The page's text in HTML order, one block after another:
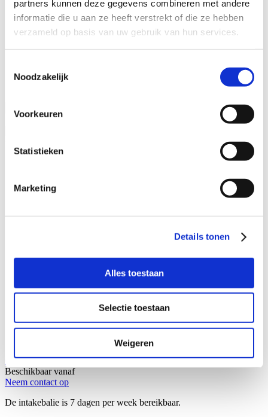
partners kunnen deze gegevens combineren met andere
informatie die u aan ze heeft verstrekt of die ze hebben
verzameld op basis van uw gebruik van hun services.
Noodzakelijk
Voorkeuren
Statistieken
Marketing
Details tonen
Alles toestaan
Selectie toestaan
Weigeren
Specialisaties
Advocaat alimentatie
Alimentatie incasseren
Echtscheiding
Partneralimentatie
Ervaringsjaren
Specialisatieverenigingen
ADR.MED®
Filters:
Wij helpen u graag!
Stap 1: Bel of mail onze juristen van de intakebalie
Stap 3: Kies de beste oplossing voor uw situatie
088 - 629 00 40
Beschikbaar vanaf
Neem contact op
De intakebalie is 7 dagen per week bereikbaar.